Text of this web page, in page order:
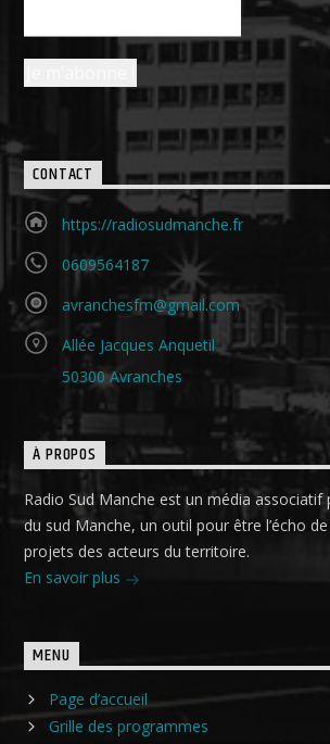
CONTACT
https://radiosudmanche.fr
0609564187
avranchesfm@gmail.com
Allée Jacques Anquetil
50300 Avranches
À PROPOS
Radio Sud Manche est un média associatif
du sud Manche, un outil pour être l’écho
projets des acteurs du territoire.
En savoir plus
MENU
Page d’accueil
Grille des programmes